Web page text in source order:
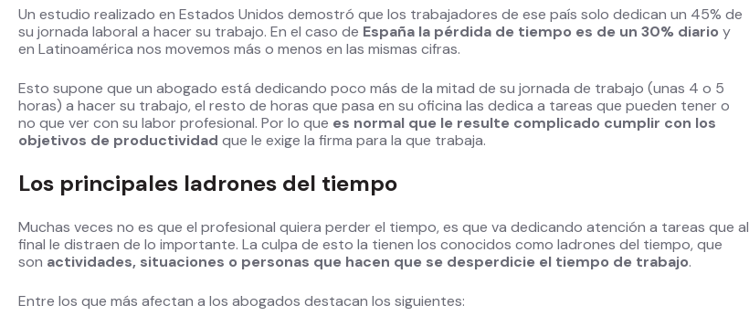
Un estudio realizado en Estados Unidos demostró que los trabajadores de ese país solo dedican un 45% de
su jornada laboral a hacer su trabajo. En el caso de España la pérdida de tiempo es de un 30% diario y
en Latinoamérica nos movemos más o menos en las mismas cifras.
Esto supone que un abogado está dedicando poco más de la mitad de su jornada de trabajo (unas 4 o 5
horas) a hacer su trabajo, el resto de horas que pasa en su oficina las dedica a tareas que pueden tener o
no que ver con su labor profesional. Por lo que es normal que le resulte complicado cumplir con los
objetivos de productividad que le exige la firma para la que trabaja.
Los principales ladrones del tiempo
Muchas veces no es que el profesional quiera perder el tiempo, es que va dedicando atención a tareas que al
final le distraen de lo importante. La culpa de esto la tienen los conocidos como ladrones del tiempo, que
son actividades, situaciones o personas que hacen que se desperdicie el tiempo de trabajo.
Entre los que más afectan a los abogados destacan los siguientes: